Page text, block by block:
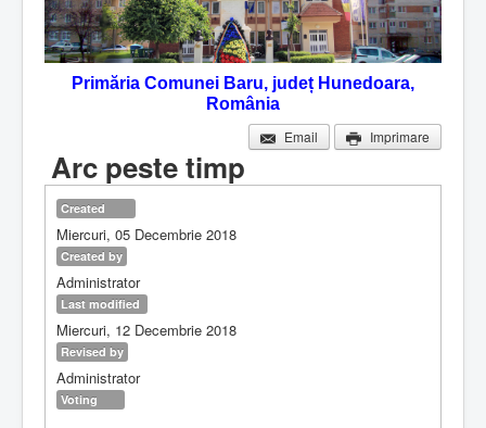
Noutăţi
Contact
Servicii Online
Primăria Comunei Baru, județ Hunedoara,
România
Email
Imprimare
Arc peste timp
Created
Miercuri, 05 Decembrie 2018
Created by
Administrator
Last modified
Miercuri, 12 Decembrie 2018
Revised by
Administrator
Voting